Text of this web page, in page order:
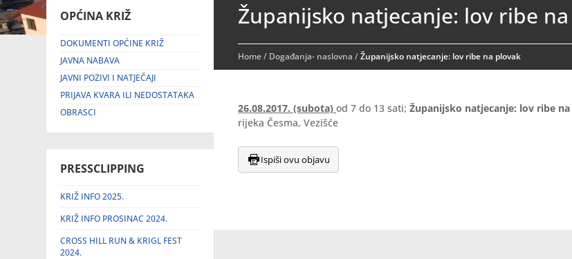
OPĆINA KRIŽ
DOKUMENTI OPĆINE KRIŽ
JAVNA NABAVA
JAVNI POZIVI I NATJEČAJI
PRIJAVA KVARA ILI NEDOSTATAKA
OBRASCI
PRESSCLIPPING
KRIŽ INFO 2025.
KRIŽ INFO PROSINAC 2024.
CROSS HILL RUN & KRIGL FEST
2024.
Županijsko natjecanje: lov ribe
Home/ Događanja- naslovna /Županijsko natjecanje: lov ribe na plovak
26.08.2017. (subota)od 7 do 13 sati;Županijsko natjecanje: lov ribe
rijeka Česma, Vezišće
Ispiši ovu objavu